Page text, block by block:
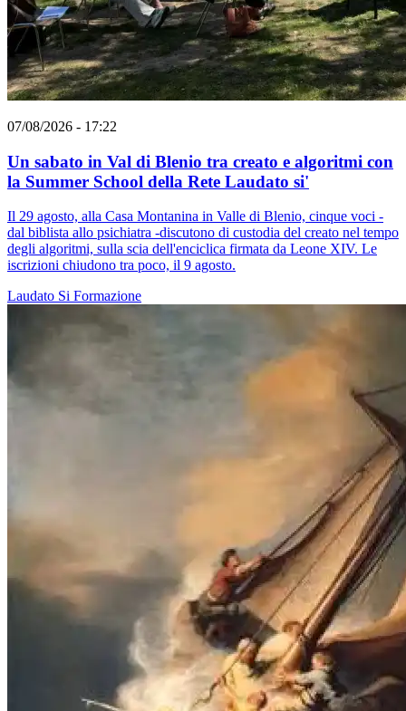
07/08/2026 - 17:22
Un sabato in Val di Blenio tra creato e algoritmi con
la Summer School della Rete Laudato si'
Il 29 agosto, alla Casa Montanina in Valle di Blenio, cinque voci -
dal biblista allo psichiatra -discutono di custodia del creato nel tempo
degli algoritmi, sulla scia dell'enciclica firmata da Leone XIV. Le
iscrizioni chiudono tra poco, il 9 agosto.
Laudato Si Formazione